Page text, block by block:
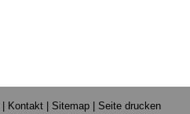
Kontakt Sitemap Seite drucken